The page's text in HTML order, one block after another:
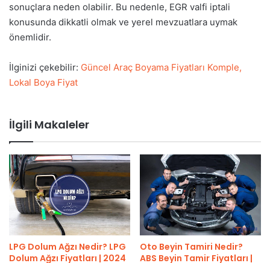
sonuçlara neden olabilir. Bu nedenle, EGR valfi iptali
konusunda dikkatli olmak ve yerel mevzuatlara uymak
önemlidir.
İlginizi çekebilir: Güncel Araç Boyama Fiyatları Komple,
Lokal Boya Fiyat
İlgili Makaleler
LPG Dolum Ağzı Nedir? LPG
Dolum Ağzı Fiyatları | 2024
Oto Beyin Tamiri Nedir?
ABS Beyin Tamir Fiyatları |